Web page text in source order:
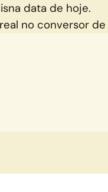
na data de hoje.
no conversor de